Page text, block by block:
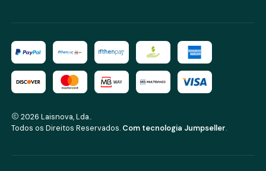
2026 Laisnova, Lda..
Todos os Direitos Reservados. Com tecnologia Jumpseller.